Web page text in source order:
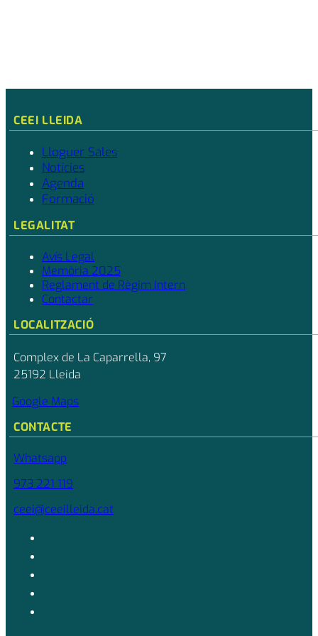
CEEI LLEIDA
Lloguer Sales
Notícies
Agenda
Formació
LEGALITAT
Avís Legal
Memòria 2025
Reglament de Règim Intern
Contactar
LOCALITZACIÓ
Complex de La Caparrella, 97
25192 Lleida
Google Maps
CONTACTE
Whatsapp
973 221 119
ceei@ceeilleida.cat